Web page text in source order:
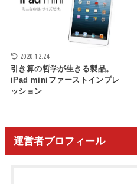
2020.12.24
引き算の哲学が生きる製品。
iPad miniファーストインプレ
ッション
運営者プロフィール